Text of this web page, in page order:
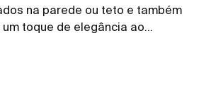
na parede ou teto e também
toque de elegância ao